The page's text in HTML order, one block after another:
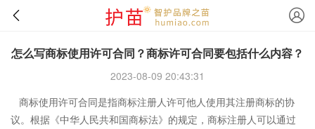
怎么写商标使用许可合同？商标许可合同要包括什么内容？
2023-08-09 20:43:31
商标使用许可合同是指商标注册人许可他人使用其注册商标的协
议。根据《中华人民共和国商标法》的规定，商标注册人可以通过